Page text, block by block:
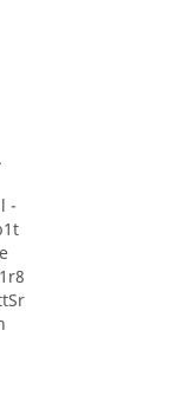
-